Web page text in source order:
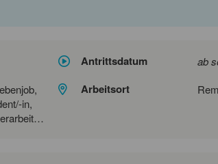
Antrittsdatum ab
in,
Arbeitsort